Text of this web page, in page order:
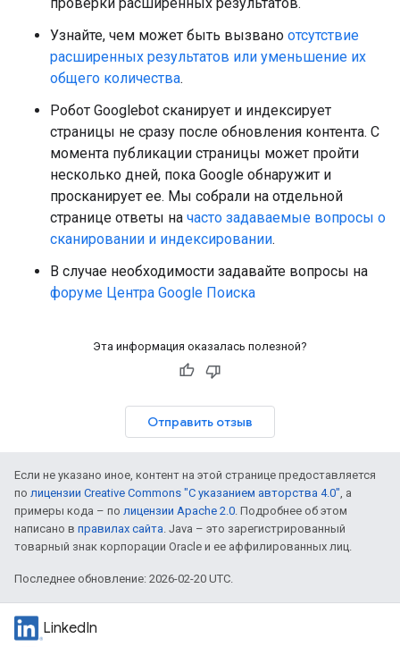
Узнайте, чем может быть вызвано отсутствие
расширенных результатов или уменьшение их
общего количества.
Робот Googlebot сканирует и индексирует
страницы не сразу после обновления контента. С
момента публикации страницы может пройти
несколько дней, пока Google обнаружит и
просканирует ее. Мы собрали на отдельной
странице ответы на часто задаваемые вопросы о
сканировании и индексировании.
В случае необходимости задавайте вопросы на
форуме Центра Google Поиска
Эта информация оказалась полезной?
Отправить отзыв
Если не указано иное, контент на этой странице предоставляется
по лицензии Creative Commons "С указанием авторства 4.0" , а
примеры кода – по лицензии Apache 2.0 . Подробнее об этом
написано в правилах сайта . Java – это зарегистрированный
товарный знак корпорации Oracle и ее аффилированных лиц.
Последнее обновление: 2026-02-20 UTC.
LinkedIn